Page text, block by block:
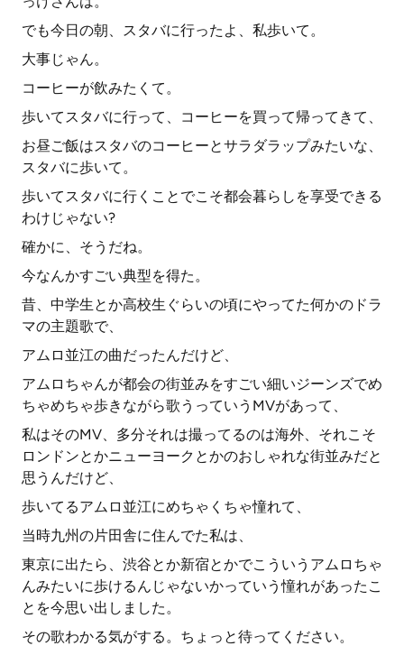
でも今日の朝、スタバに行ったよ、私歩いて。
大事じゃん。
コーヒーが飲みたくて。
歩いてスタバに行って、コーヒーを買って帰ってきて、
お昼ご飯はスタバのコーヒーとサラダラップみたいな、
スタバに歩いて。
歩いてスタバに行くことでこそ都会暮らしを享受できる
わけじゃない?
確かに、そうだね。
今なんかすごい典型を得た。
昔、中学生とか高校生ぐらいの頃にやってた何かのドラ
マの主題歌で、
アムロ並江の曲だったんだけど、
アムロちゃんが都会の街並みをすごい細いジーンズでめ
ちゃめちゃ歩きながら歌うっていうMVがあって、
私はそのMV、多分それは撮ってるのは海外、それこそ
ロンドンとかニューヨークとかのおしゃれな街並みだと
思うんだけど、
歩いてるアムロ並江にめちゃくちゃ憧れて、
当時九州の片田舎に住んでた私は、
東京に出たら、渋谷とか新宿とかでこういうアムロちゃ
んみたいに歩けるんじゃないかっていう憧れがあったこ
とを今思い出しました。
その歌わかる気がする。ちょっと待ってください。